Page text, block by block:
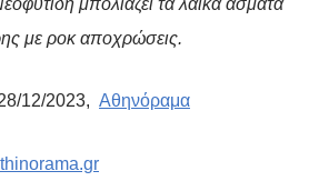
με ροκ αποχρώσεις.
12/2023, Aθηνόραμα